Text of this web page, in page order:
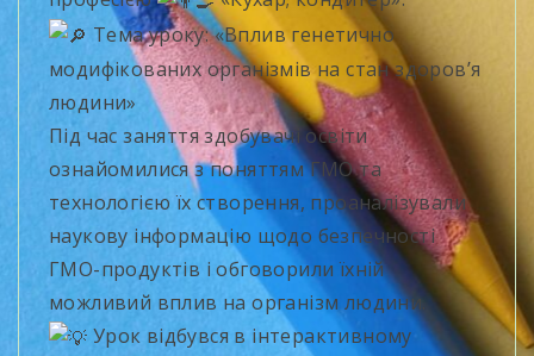
Тема уроку: «Вплив генетично
модифікованих організмів на стан здоров’я
людини»
Під час заняття здобувачі освіти
ознайомилися з поняттям ГМО та
технологією їх створення, проаналізували
наукову інформацію щодо безпечності
ГМО-продуктів і обговорили їхній
можливий вплив на організм людини.
Урок відбувся в інтерактивному